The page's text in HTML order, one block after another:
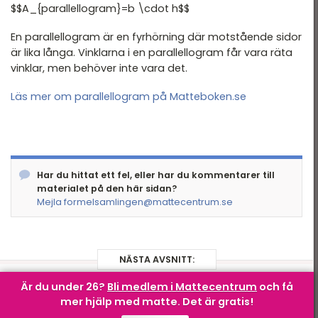
$$A_{parallellogram}=b \cdot h$$
En parallellogram är en fyrhörning där motstående sidor
är lika långa. Vinklarna i en parallellogram får vara räta
vinklar, men behöver inte vara det.
Läs mer om parallellogram på Matteboken.se
Har du hittat ett fel, eller har du kommentarer till
materialet på den här sidan?
Mejla formelsamlingen@mattecentrum.se
NÄSTA AVSNITT:
GEOMETRI I –Parallelltrapets
Är du under 26? Bli medlem i Mattecentrum och få
mer hjälp med matte. Det är gratis!
Andragradspolynom
Fakultet och
binomialsatsen
Geometri II
Komplexa tal
Statistik
Infinitesimalkalkyl